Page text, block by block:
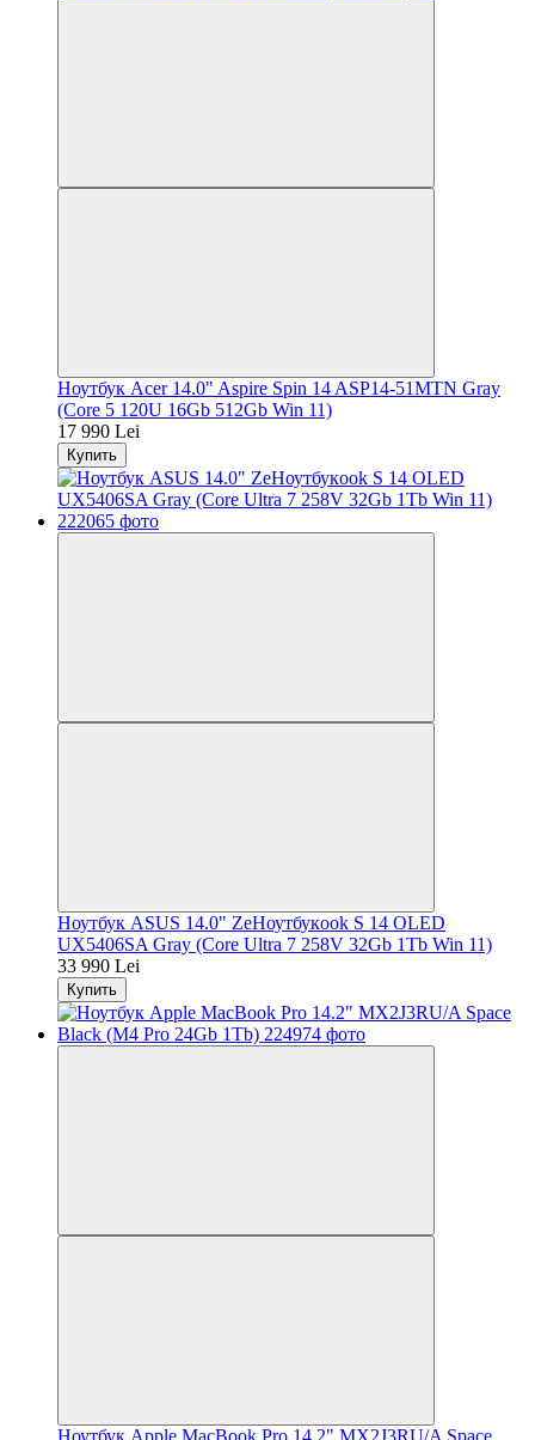
Ноутбук Acer 14.0" Aspire Spin 14 ASP14-51MTN Gray
(Core 5 120U 16Gb 512Gb Win 11)
17 990 Lei
Купить
Ноутбук ASUS 14.0" ZeНоутбукook S 14 OLED
UX5406SA Gray (Core Ultra 7 258V 32Gb 1Tb Win 11)
33 990 Lei
Купить
Ноутбук Apple MacBook Pro 14.2" MX2J3RU/A Space